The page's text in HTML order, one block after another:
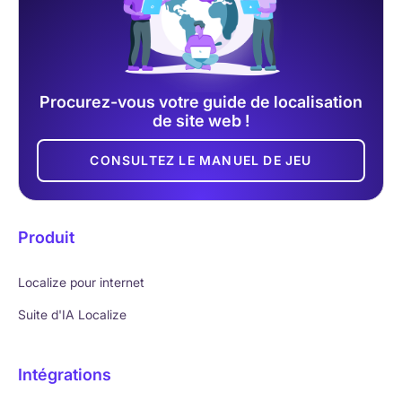
Procurez-vous votre guide de localisation
de site web !
CONSULTEZ LE MANUEL DE JEU
Produit
Localize pour internet
Suite d'IA Localize
Intégrations